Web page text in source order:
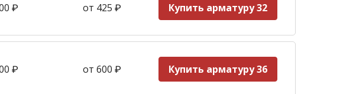
₽ от 425 ₽ Купить арматуру 32
₽ от 600 ₽ Купить арматуру 36